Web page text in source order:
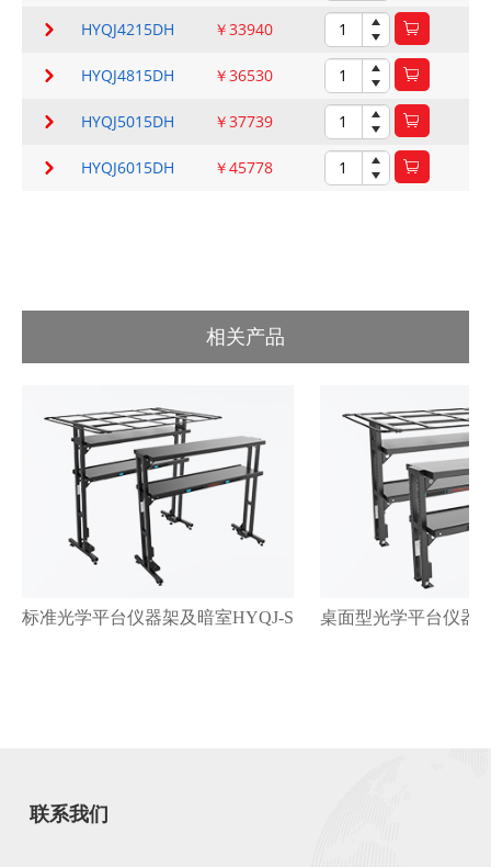
HYQJ4215DH ￥33940
HYQJ4815DH ￥36530
HYQJ5015DH ￥37739
HYQJ6015DH ￥45778
相关产品
标准光学平台仪器架及暗室HYQJ-S系列桌面型光学平台仪器
联系我们